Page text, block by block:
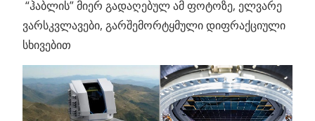
“ჰაბლის” მიერ გადაღებულ ამ ფოტოზე, ელვარე
ვარსკვლავები, გარშემორტყმული დიფრაქციული
სხივებით